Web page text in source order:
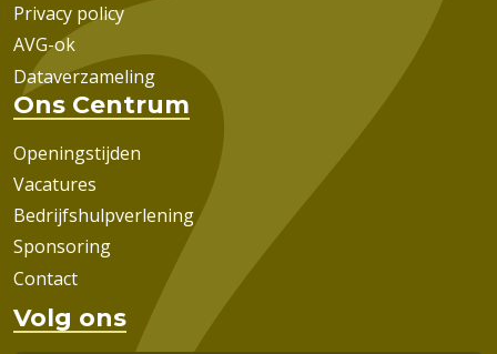
Privacy policy
AVG-ok
Dataverzameling
Ons Centrum
Openingstijden
Vacatures
Bedrijfshulpverlening
Sponsoring
Contact
Volg ons